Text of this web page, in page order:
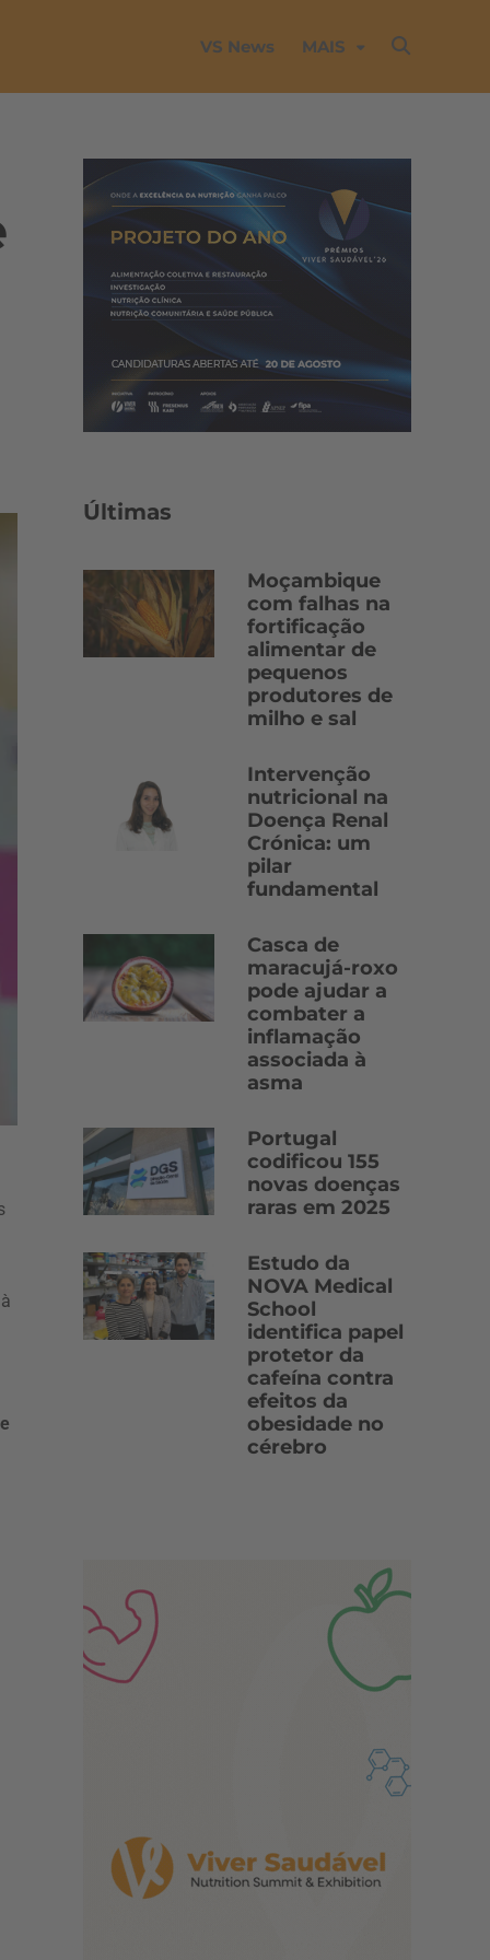
VS News MAIS
Últimas
Moçambique
com falhas na
fortificação
alimentar de
pequenos
produtores de
milho e sal
Intervenção
nutricional na
Doença Renal
Crónica: um
pilar
fundamental
Casca de
maracujá-roxo
pode ajudar a
combater a
inflamação
associada à
asma
Portugal
codificou 155
novas doenças
raras em 2025
Estudo da
NOVA Medical
School
identifica papel
protetor da
cafeína contra
efeitos da
obesidade no
cérebro